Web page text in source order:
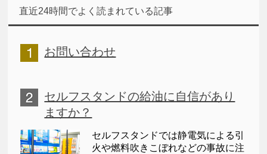
直近24時間でよく読まれている記事
お問い合わせ
セルフスタンドの給油に自信があり
ますか？
セルフスタンドでは静電気による引
火や燃料吹きこぼれなどの事故に注